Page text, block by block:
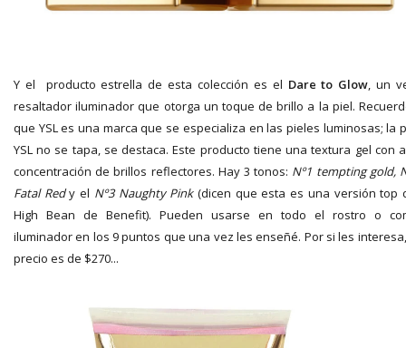
Y el producto estrella de esta colección es el Dare to Glow, un
resaltador iluminador que otorga un toque de brillo a la piel.
que YSL es una marca que se especializa en las pieles luminosas; la
YSL no se tapa, se destaca. Este producto tiene una textura gel con
concentración de brillos reflectores. Hay 3 tonos: Nº1 tempting gold,
Fatal Redy el Nº3 Naughty Pink(dicen que esta es una versión top
High Bean de Benefit). Pueden usarse en todo el rostro o
iluminador en los 9 puntos que una vez les enseñé. Por si les
precio es de $270...